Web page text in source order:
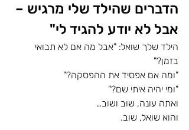
הדברים שהילד שלי מרגיש –
אבל לא יודע להגיד לי"
הילד שלך שואל: "אבל מה אם לא תבואי
בזמן?"
"ומה אם אפסיד את ההפסקה?"
"ומי יהיה איתי שם?"
ואתה עונה, שוב ושוב…
והוא שואל, שוב.